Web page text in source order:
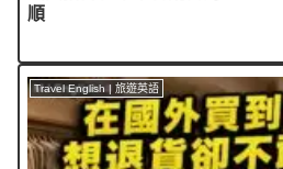
順
Travel English | 旅遊英語